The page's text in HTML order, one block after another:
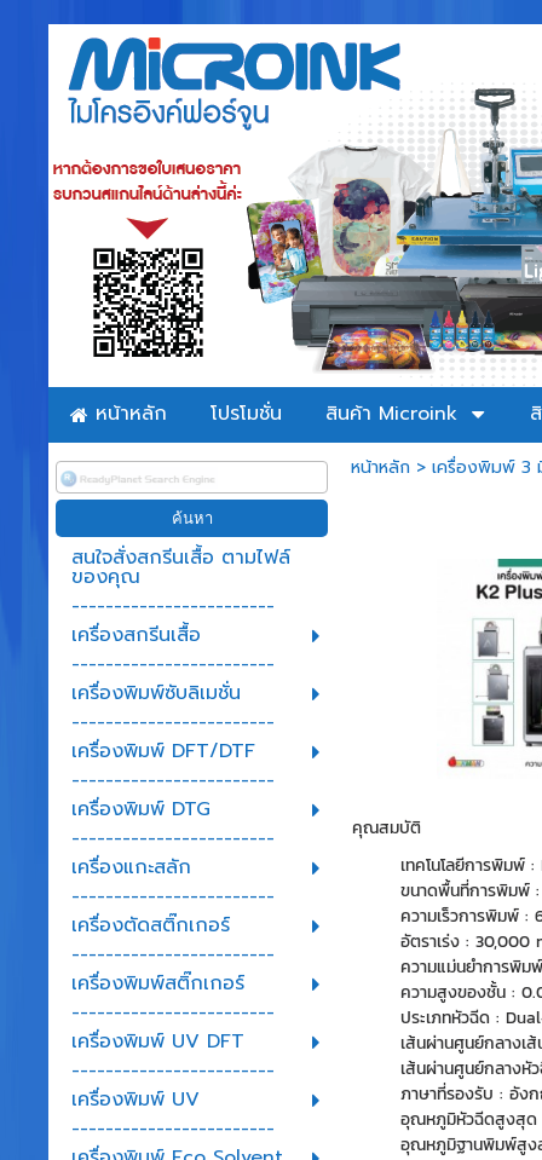
หน้าหลัก โปรโมชั่น สินค้า Microink
สนใจสั่งสกรีนเสื้อ ตามไฟล์
ของคุณ
------------------------
เครื่องสกรีนเสื้อ
------------------------
เครื่องพิมพ์ซับลิเมชั่น
------------------------
เครื่องพิมพ์ DFT/DTF
------------------------
เครื่องพิมพ์ DTG
------------------------
เครื่องแกะสลัก
------------------------
เครื่องตัดสติ๊กเกอร์
------------------------
เครื่องพิมพ์สติ๊กเกอร์
------------------------
เครื่องพิมพ์ UV DFT
------------------------
เครื่องพิมพ์ UV
------------------------
หน้าหลัก> เครื่องพิมพ์ 3
คุณสมบัติ
เทคโนโลยีการพิม
ขนาดพื้นที่การพิมพ์
ความเร็วการพิมพ์ :
อัตราเร่ง : 30,000
ความแม่นยำการพิม
ความสูงของชั้น :
ประเภทหัวฉีด :
เส้นผ่านศูนย์กลางเส้
เส้นผ่านศูนย์กลางหั
ภาษาที่รองรับ : อัง
อุณหภูมิหัวฉีดสูงสุด
อุณหภูมิฐานพิมพ์สูง